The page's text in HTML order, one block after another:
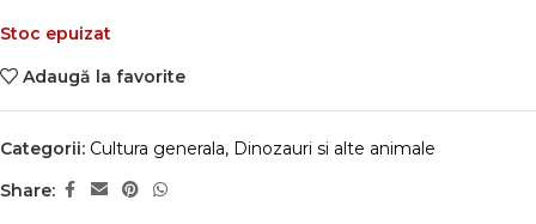
Stoc epuizat
Adaugă la favorite
Categorii: Cultura generala, Dinozauri si alte animale
Share: